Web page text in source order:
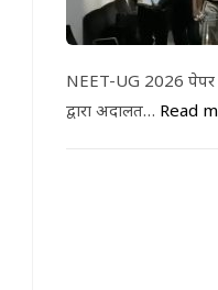
NEET-UG 2026
द्वारा अदालत… Read